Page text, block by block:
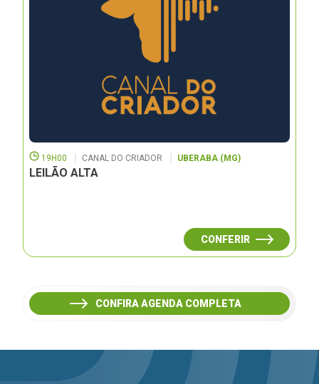
19H00 CANAL DO CRIADOR UBERABA (MG)
LEILÃO ALTA
CONFERIR
CONFIRA AGENDA COMPLETA